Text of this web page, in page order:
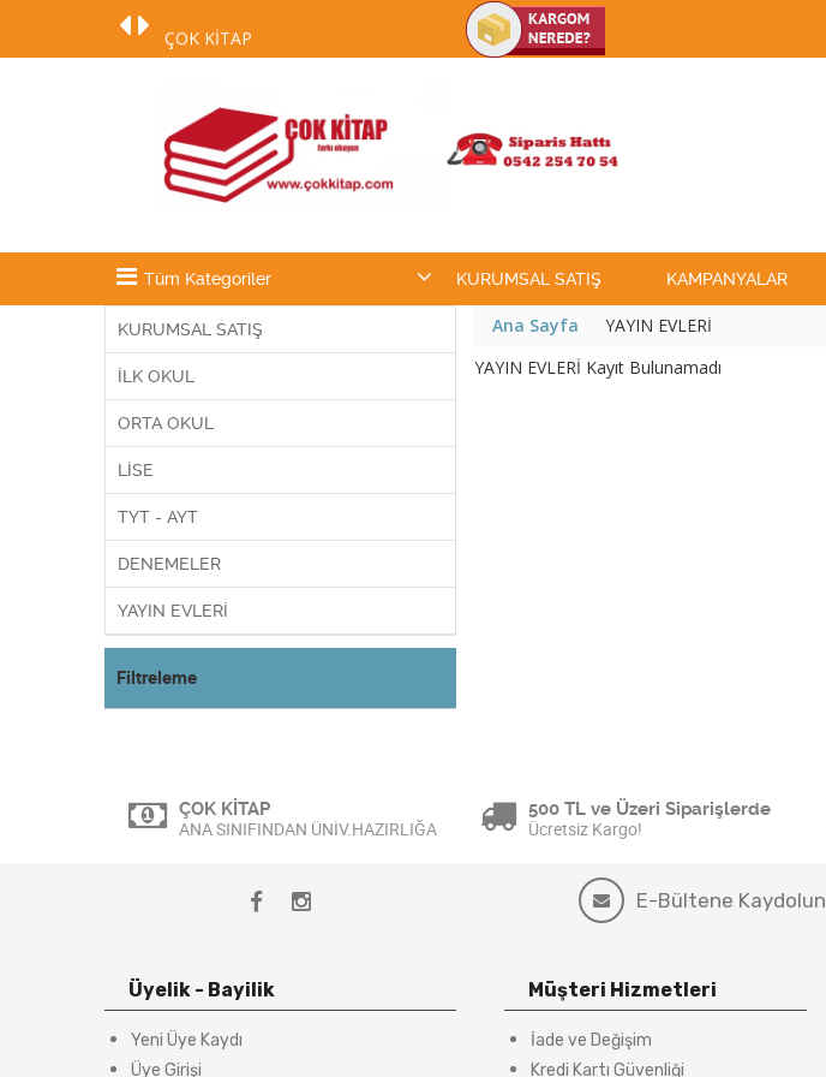
ÇOK KİTAP
Tüm Kategoriler KURUMSAL SATIŞ KAMPANYALAR
KURUMSAL SATIŞ
İLK OKUL
ORTA OKUL
LİSE
TYT - AYT
DENEMELER
YAYIN EVLERİ
Filtreleme
Ana Sayfa
YAYIN EVLERİ
YAYIN EVLERİ Kayıt Bulunamadı
ÇOK KİTAP
ANA SINIFINDAN ÜNİV.HAZIRLIĞA
500 TL ve Üzeri Siparişlerde
Ücretsiz Kargo!
E-Bültene Kaydolun
Üyelik - Bayilik
Yeni Üye Kaydı
Üye Girişi
Müşteri Hizmetleri
İade ve Değişim
Kredi Kartı Güvenliği